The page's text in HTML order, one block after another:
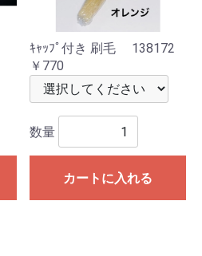
ｷｬｯﾌﾟ付き 刷毛 138172
￥770
数量
カートに入れる